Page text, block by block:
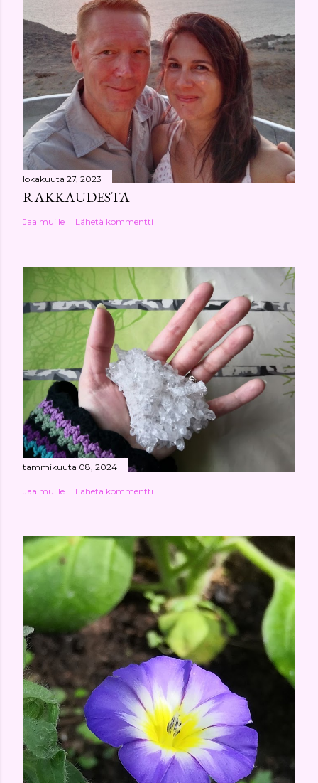
lokakuuta 27, 2023
RAKKAUDESTA
Jaa muille Lähetä kommentti
tammikuuta 08, 2024
Jaa muille Lähetä kommentti